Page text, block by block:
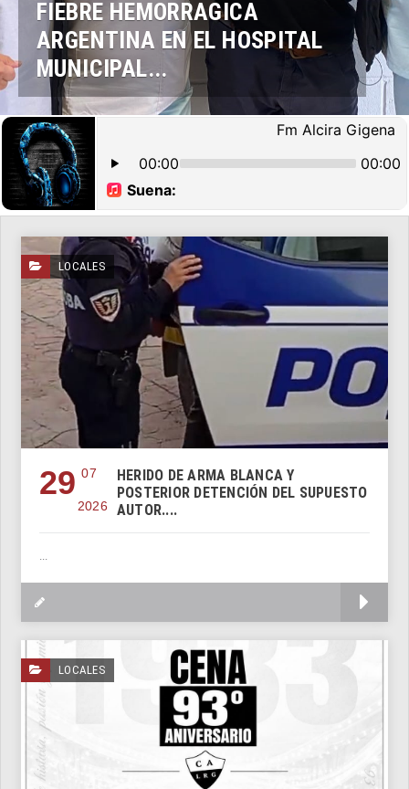
FIEBRE HEMORRAGICA
ARGENTINA EN EL HOSPITAL
MUNICIPAL...
LOCALES
29 07
2026
HERIDO DE ARMA BLANCA Y
POSTERIOR DETENCIÓN DEL SUPUESTO
AUTOR....
...
LOCALES